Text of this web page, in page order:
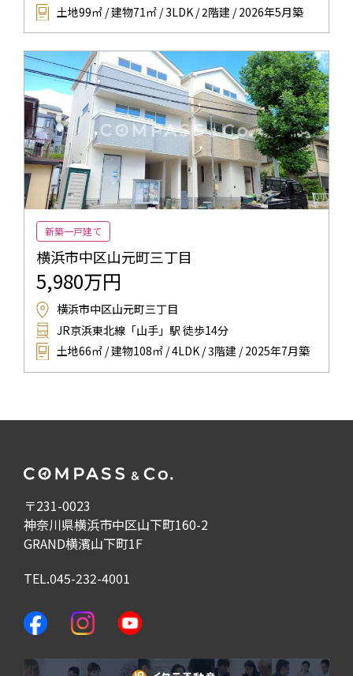
土地99㎡ / 建物71㎡ / 3LDK / 2階建 / 2026年5月築
新築一戸建て
横浜市中区山元町三丁目
5,980万円
横浜市中区山元町三丁目
JR京浜東北線「山手」駅 徒歩14分
土地66㎡ / 建物108㎡ / 4LDK / 3階建 / 2025年7月築
〒231-0023
神奈川県横浜市中区山下町160-2
GRAND横濱山下町1F
TEL.045-232-4001